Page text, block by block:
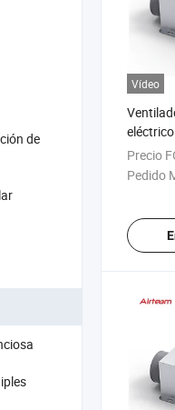
de
Vídeo
techo
Precio
Pedido